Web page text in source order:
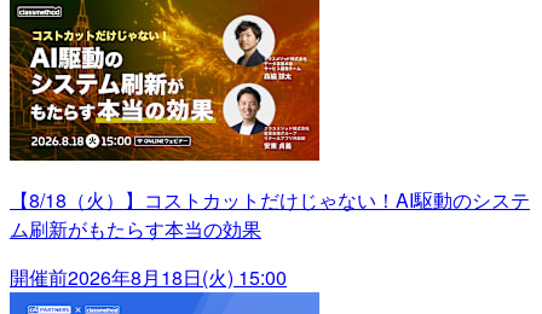
【8/18（火）】コストカットだけじゃない！AI駆動のシステ
ム刷新がもたらす本当の効果
開催前2026年8月18日(火) 15:00